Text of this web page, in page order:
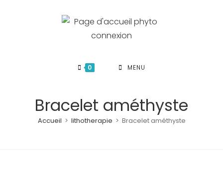
0 MENU
Bracelet améthyste
Accueil > lithotherapie > Bracelet améthyste